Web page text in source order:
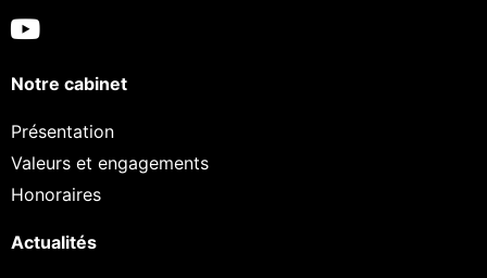
Notre cabinet
Présentation
Valeurs et engagements
Honoraires
Actualités